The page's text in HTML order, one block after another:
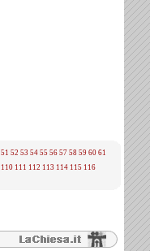
51 52 53 54 55 56 57 58 59 60 61
110 111 112 113 114 115 116